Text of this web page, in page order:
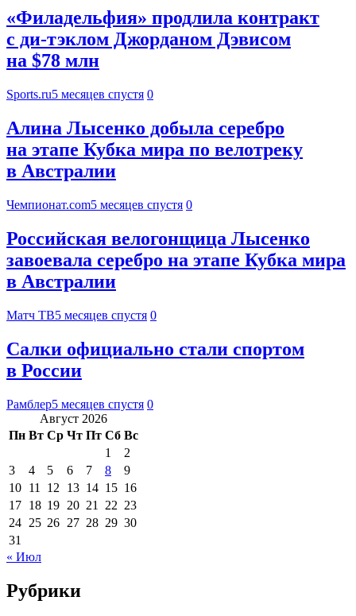
«Филадельфия» продлила контракт
с ди-тэклом Джорданом Дэвисом
на $78 млн
Sports.ru5 месяцев спустя 0
Алина Лысенко добыла серебро
на этапе Кубка мира по велотреку
в Австралии
Чемпионат.com5 месяцев спустя 0
Российская велогонщица Лысенко
завоевала серебро на этапе Кубка мира
в Австралии
Матч ТВ5 месяцев спустя 0
Салки официально стали спортом
в России
Рамблер5 месяцев спустя 0
Август 2026
Пн Вт Ср Чт Пт Сб Вс
1
2
3
4 5 6 7 8
9
10 11 12 13 14 15 16
17 18 19 20 21 22 23
24 25 26 27 28 29 30
31
« Июл
Рубрики